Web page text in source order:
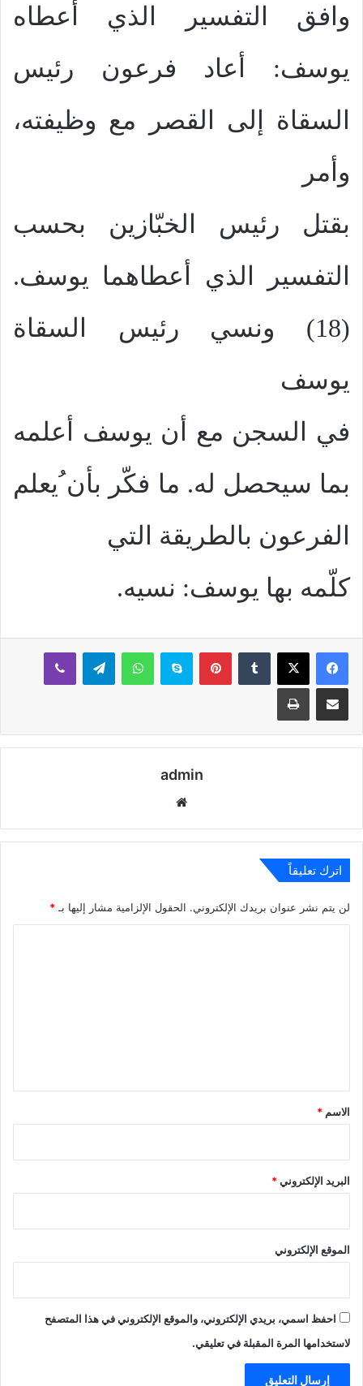
وافق التفسير الذي أعطاه
يوسف: أعاد فرعون رئيس
السقاة إلى القصر مع وظيفته،
وأمر
بقتل رئيس الخبّازين بحسب
التفسير الذي أعطاهما يوسف.
(18) ونسي رئيس السقاة
يوسف
في السجن مع أن يوسف أعلمه
بما سيحصل له. ما فكّر بأن ُيعلم
الفرعون بالطريقة التي
كلّمه بها يوسف: نسيه.
بينتيريستسكايب واتساب تيلقرام ڤايبر
مشاركة عبر البريد طباعة
admin
اترك تعليقاً
لن يتم نشر عنوان بريدك الإلكتروني. الحقول الإلزامية مشار إليها بـ *
*
الاسم *
البريد الإلكتروني*
الموقع الإلكتروني
احفظ اسمي، بريدي الإلكتروني، والموقع الإلكتروني في هذا المتصفح
لاستخدامها المرة المقبلة في تعليقي.